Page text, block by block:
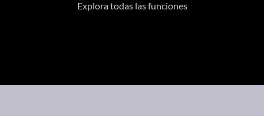
Explora todas las funciones